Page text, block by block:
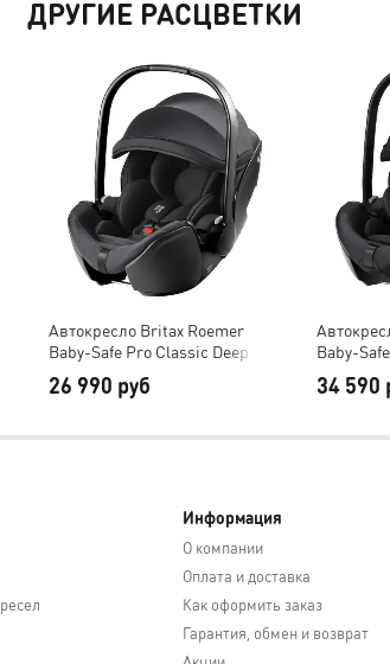
ДРУГИЕ РАСЦВЕТКИ
Автокресло Britax Roemer
Baby-Safe Pro Classic Deep
26 990 руб
Baby-
34 590
Информация
О компании
Оплата и доставка
Как оформить заказ
Гарантия, обмен и возврат